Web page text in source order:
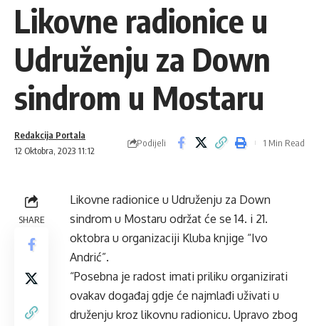
Likovne radionice u
Udruženju za Down
sindrom u Mostaru
12 Oktobra, 2023 11:12
Redakcija Portala
Podijeli 1 Min Read
SHARE
Likovne radionice u Udruženju za Down
sindrom u Mostaru održat će se 14. i 21.
oktobra u organizaciji Kluba knjige “Ivo
Andrić”.
“Posebna je radost imati priliku organizirati
ovakav događaj gdje će najmlađi uživati u
druženju kroz likovnu radionicu. Upravo zbog